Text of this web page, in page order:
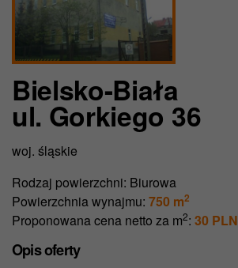
Bielsko-Biała
ul. Gorkiego 36
woj. śląskie
Rodzaj powierzchni: Biurowa
Powierzchnia wynajmu: 750 m2
Proponowana cena netto za m2: 30 PLN
Opis oferty